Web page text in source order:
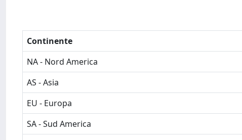
Continente
NA - Nord America
AS - Asia
EU - Europa
SA - Sud America